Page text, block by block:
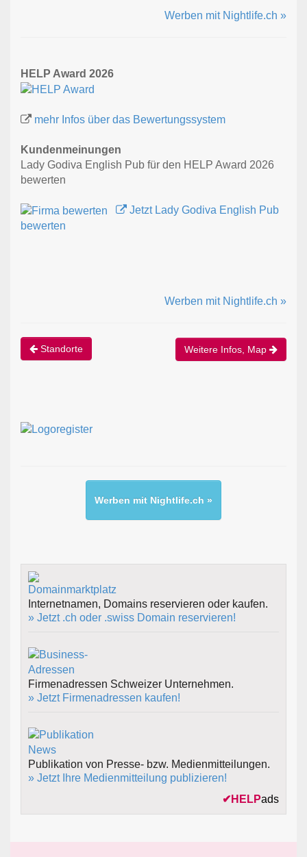
Werben mit Nightlife.ch »
HELP Award 2026
mehr Infos über das Bewertungssystem
Kundenmeinungen
Lady Godiva English Pub für den HELP Award 2026
bewerten
Jetzt Lady Godiva English Pub
bewerten
Werben mit Nightlife.ch »
Standorte Weitere Infos, Map
Werben mit Nightlife.ch »
Internetnamen, Domains reservieren oder kaufen.
» Jetzt .ch oder .swiss Domain reservieren!
Firmenadressen Schweizer Unternehmen.
» Jetzt Firmenadressen kaufen!
Publikation von Presse- bzw. Medienmitteilungen.
» Jetzt Ihre Medienmitteilung publizieren!
✔ HELPads